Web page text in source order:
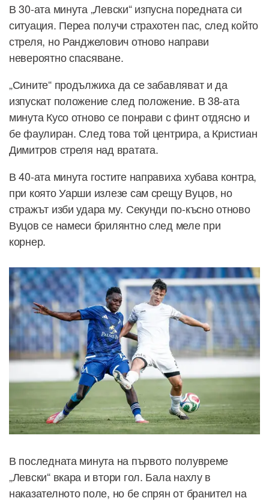
В 30-ата минута „Левски“ изпусна поредната си
ситуация. Переа получи страхотен пас, след който
стреля, но Ранджелович отново направи
невероятно спасяване.
„Сините“ продължиха да се забавляват и да
изпускат положение след положение. В 38-ата
минута Кусо отново се понрави с финт отдясно и
бе фаулиран. След това той центрира, а Кристиан
Димитров стреля над вратата.
В 40-ата минута гостите направиха хубава контра,
при която Уарши излезе сам срещу Вуцов, но
стражът изби удара му. Секунди по-късно отново
Вуцов се намеси брилянтно след меле при
корнер.
В последната минута на първото полувреме
„Левски“ вкара и втори гол. Бала нахлу в
наказателното поле, но бе спрян от бранител на